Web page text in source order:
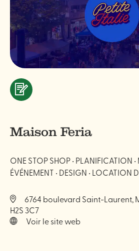
Services
Maison Feria
ONE STOP SHOP • PLANIFICATION •
ÉVÉNEMENT • DESIGN • LOCATION
6764 boulevard Saint-Laurent,
H2S 3C7
Voir le site web